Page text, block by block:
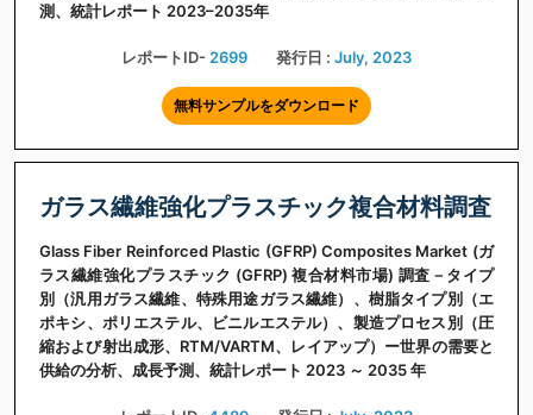
測、統計レポート 2023–2035年
レポートID- 2699 発行日 : July, 2023
無料サンプルをダウンロード
ガラス繊維強化プラスチック複合材料調査
Glass Fiber Reinforced Plastic (GFRP) Composites Market (ガ
ラス繊維強化プラスチック (GFRP) 複合材料市場) 調査－タイプ
別（汎用ガラス繊維、特殊用途ガラス繊維）、樹脂タイプ別（エ
ポキシ、ポリエステル、ビニルエステル）、製造プロセス別（圧
縮および射出成形、RTM/VARTM、レイアップ）ー世界の需要と
供給の分析、成長予測、統計レポート 2023 ～ 2035 年